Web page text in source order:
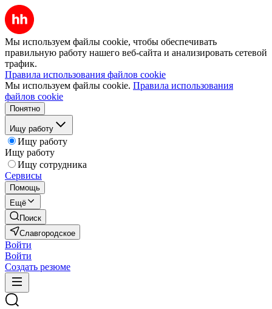
Мы используем файлы cookie, чтобы обеспечивать
правильную работу нашего веб-сайта и анализировать сетевой
трафик.
Правила использования файлов cookie
Мы используем файлы cookie. Правила использования
файлов cookie
Понятно
Ищу работу
Ищу работу
Ищу работу
Ищу сотрудника
Сервисы
Помощь
Ещё
Поиск
Славгородское
Войти
Войти
Создать резюме